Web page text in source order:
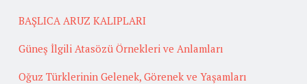
BAŞLICA ARUZ KALIPLARI
Güneş İlgili Atasözü Örnekleri ve Anlamları
Oğuz Türklerinin Gelenek, Görenek ve Yaşamları